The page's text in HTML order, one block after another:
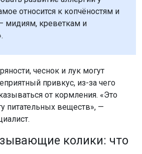
относится к копчёностям и
мидиям, креветкам и
чеснок и лук могут
привкус, из-за чего
от кормления. «Это
питательных веществ», —
колики: что